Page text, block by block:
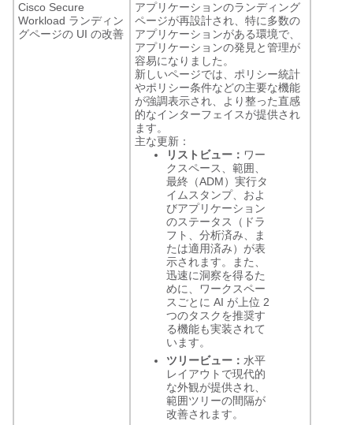
Cisco Secure
Workload ランディン
グページの UI の改善
アプリケーションのランディング
ページが再設計され、特に多数の
アプリケーションがある環境で、
アプリケーションの発見と管理が
容易になりました。
新しいページでは、ポリシー統計
やポリシー条件などの主要な機能
が強調表示され、より整った直感
的なインターフェイスが提供され
ます。
主な更新：
リストビュー： ワー
クスペース、範囲、
最終（ADM）実行タ
イムスタンプ、およ
びアプリケーション
のステータス（ドラ
フト、分析済み、ま
たは適用済み）が表
示されます。また、
迅速に洞察を得るた
めに、ワークスペー
スごとに AI が上位 2
つのタスクを推奨す
る機能も実装されて
います。
ツリービュー： 水平
レイアウトで現代的
な外観が提供され、
範囲ツリーの間隔が
改善されます。